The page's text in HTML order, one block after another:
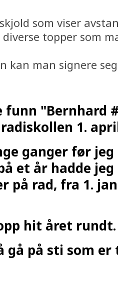
som viser
topper som
kan man signere
funn "Bernhard
1.
ganger før
et år hadde jeg
på rad, fra 1.
hit året rundt.
gå på sti som